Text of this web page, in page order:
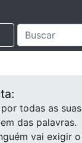
todas as suas
das palavras.
vai exigir o